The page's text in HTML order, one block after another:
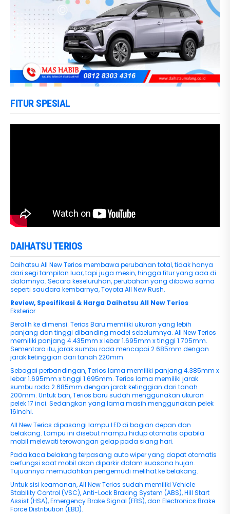
FITUR SPESIAL
DAIHATSU TERIOS
Daihatsu All New Terios membawa perubahan total, tidak hanya
dari segi tampilan luar, tapi juga mesin, hingga fitur yang ada di
dalamnya. Secara keseluruhan, perubahan yang dibawa sama
seperti saudara kembarnya, Toyota All New Rush.
Review, Spesifikasi & Harga Daihatsu All New Terios
Eksterior
Beralih ke dimensi. Terios Baru memiliki ukuran yang lebih
panjang dan tinggi dibanding model sebelumnya. All New Terios
memiliki panjang 4.435mm x lebar 1.695mm x tinggi 1.705mm.
Sementara itu, jarak sumbu roda mencapai 2.685mm dengan
jarak ketinggian dari tanah 220mm.
Sebagai perbandingan, Terios lama memiliki panjang 4.385mm x
lebar 1.695mm x tinggi 1.695mm. Terios lama memiliki jarak
sumbu roda 2.685mm dengan jarak ketinggian dari tanah
200mm. Untuk ban, Terios baru sudah menggunakan ukuran
pelek 17 inci. Sedangkan yang lama masih menggunakan pelek
16inchi.
All New Terios dipasangi lampu LED di bagian depan dan
belakang. Lampu ini disebut mampu hidup otomatis apabila
mobil melewati terowongan gelap pada siang hari.
Pada kaca belakang terpasang auto wiper yang dapat otomatis
berfungsi saat mobil akan diparkir dalam suasana hujan.
Tujuannya memudahkan pengemudi melihat ke belakang.
Untuk sisi keamanan, All New Terios sudah memiliki Vehicle
Stability Control (VSC), Anti-Lock Braking System (ABS), Hill Start
Assist (HSA), Emergency Brake Signal (EBS), dan Electronics Brake
Force Distribution (EBD).